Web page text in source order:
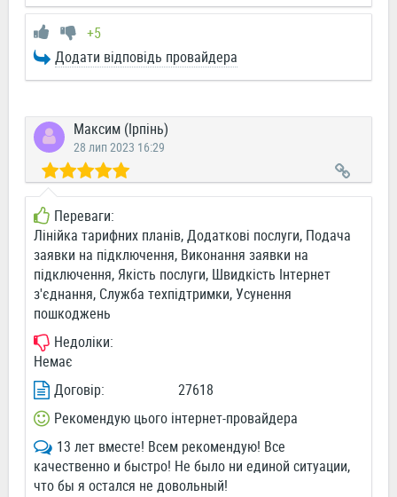
+5
Додати відповідь провайдера
Максим (Ірпінь)
28 лип 2023 16:29
Переваги:
Лінійка тарифних планів, Додаткові послуги, Подача
заявки на підключення, Виконання заявки на
підключення, Якість послуги, Швидкість Інтернет
з'єднання, Служба техпідтримки, Усунення
пошкоджень
Недоліки:
Немає
Договір:
27618
Рекомендую цього інтернет-провайдера
13 лет вместе! Всем рекомендую! Все
качественно и быстро! Не было ни единой ситуации,
что бы я остался не довольный!